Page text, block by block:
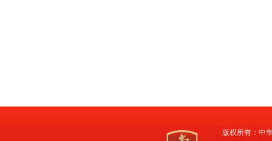
版权所有：中